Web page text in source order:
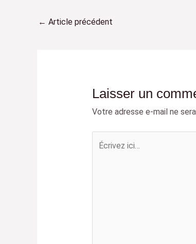
← Article précédent
Laisser un
Votre adresse e-mail ne
Écrivez